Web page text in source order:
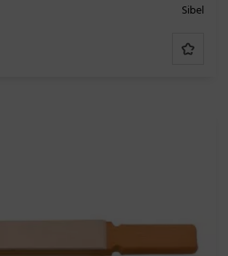
Sibel